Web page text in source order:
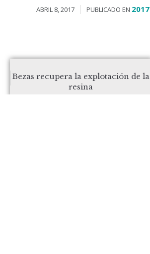
ABRIL 8, 2017 PUBLICADO EN 2017
Bezas recupera la explotación de la
resina